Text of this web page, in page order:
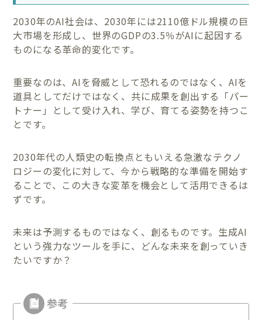
2030年のAI社会は、2030年には2110億ドル規模の巨
大市場を形成し、世界のGDPの3.5％がAIに起因する
ものになる革命的変化です。
重要なのは、AIを脅威として恐れるのではなく、AIを
道具としてだけではなく、共に成果を創出する「パー
トナー」として受け入れ、学び、育てる姿勢を持つこ
とです。
2030年代の人類史の転換点ともいえる急激なテクノ
ロジーの変化に対して、今から戦略的な準備を開始す
ることで、この大きな変革を機会として活用できるは
ずです。
未来は予測するものではなく、創るものです。生成AI
という強力なツールを手に、どんな未来を創っていき
たいですか？